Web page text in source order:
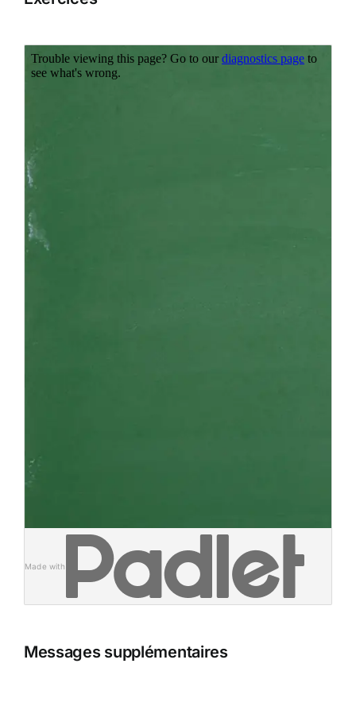
Made with
Messages supplémentaires